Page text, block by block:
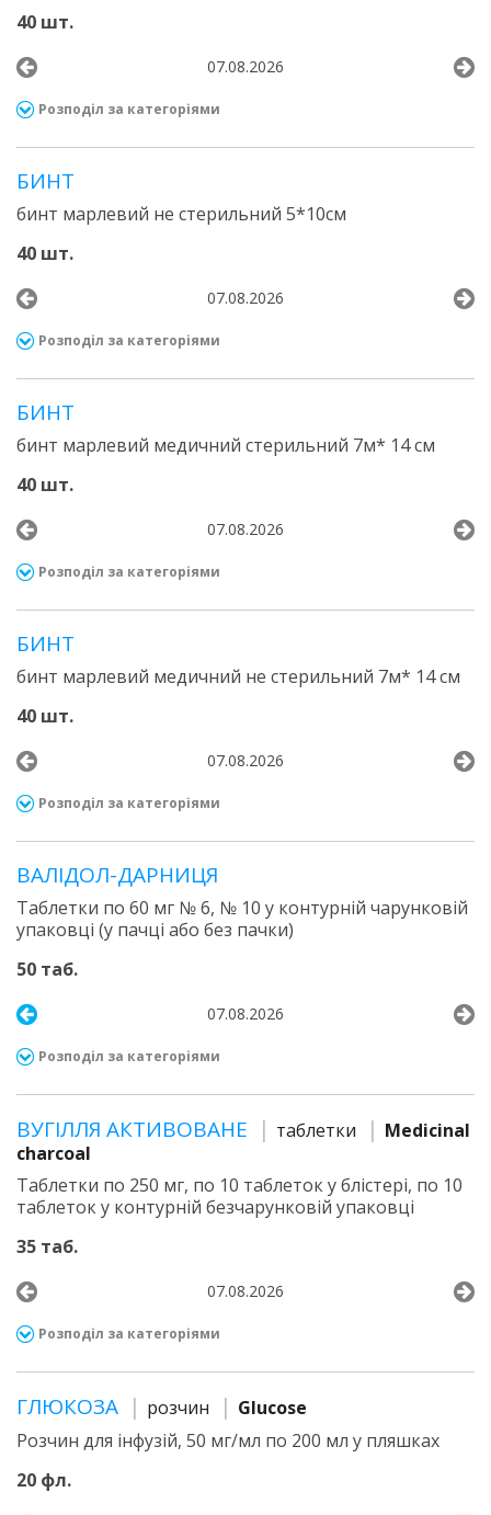
40 шт.
07.08.2026
Розподіл за категоріями
БИНТ
бинт марлевий не стерильний 5*10см
40 шт.
07.08.2026
Розподіл за категоріями
БИНТ
бинт марлевий медичний стерильний 7м* 14 см
40 шт.
07.08.2026
Розподіл за категоріями
БИНТ
бинт марлевий медичний не стерильний 7м* 14 см
40 шт.
07.08.2026
Розподіл за категоріями
ВАЛІДОЛ-ДАРНИЦЯ
Таблетки по 60 мг № 6, № 10 у контурній чарунковій
упаковці (у пачці або без пачки)
50 таб.
07.08.2026
Розподіл за категоріями
ВУГІЛЛЯ АКТИВОВАНЕ таблетки
Medicinal
charcoal
Таблетки по 250 мг, по 10 таблеток у блістері, по 10
таблеток у контурній безчарунковій упаковці
35 таб.
07.08.2026
Розподіл за категоріями
ГЛЮКОЗА розчин
Glucose
Розчин для інфузій, 50 мг/мл по 200 мл у пляшках
20 фл.